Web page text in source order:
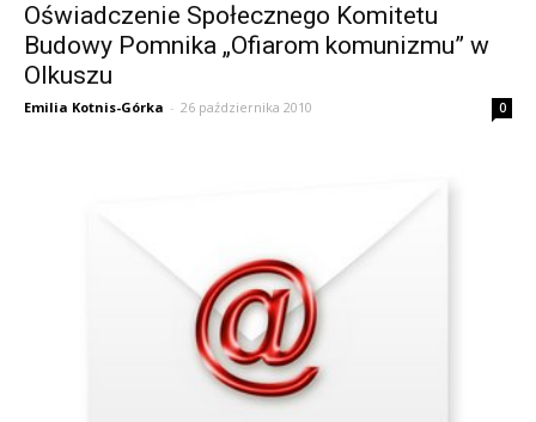
Oświadczenie Społecznego Komitetu
Budowy Pomnika „Ofiarom komunizmu” w
Olkuszu
Emilia Kotnis-Górka - 26 października 2010 0